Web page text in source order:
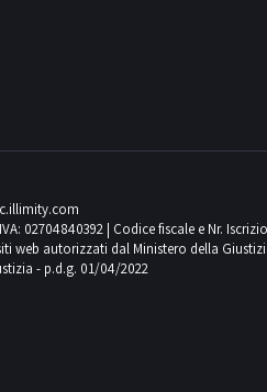
02704840392 | Codice fiscale e Nr.
web autorizzati dal Ministero della
- p.d.g. 01/04/2022